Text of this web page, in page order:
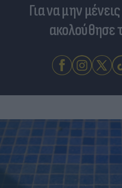
Για να μην
ακολούθησε